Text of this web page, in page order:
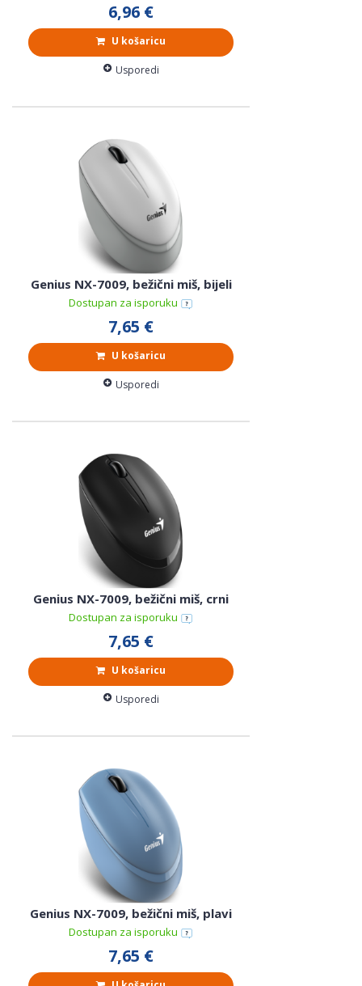
6,96 €
U košaricu
Usporedi
Genius NX-7009, bežični miš, bijeli
Dostupan za isporuku
7,65 €
U košaricu
Usporedi
Genius NX-7009, bežični miš, crni
Dostupan za isporuku
7,65 €
U košaricu
Usporedi
Genius NX-7009, bežični miš, plavi
Dostupan za isporuku
7,65 €